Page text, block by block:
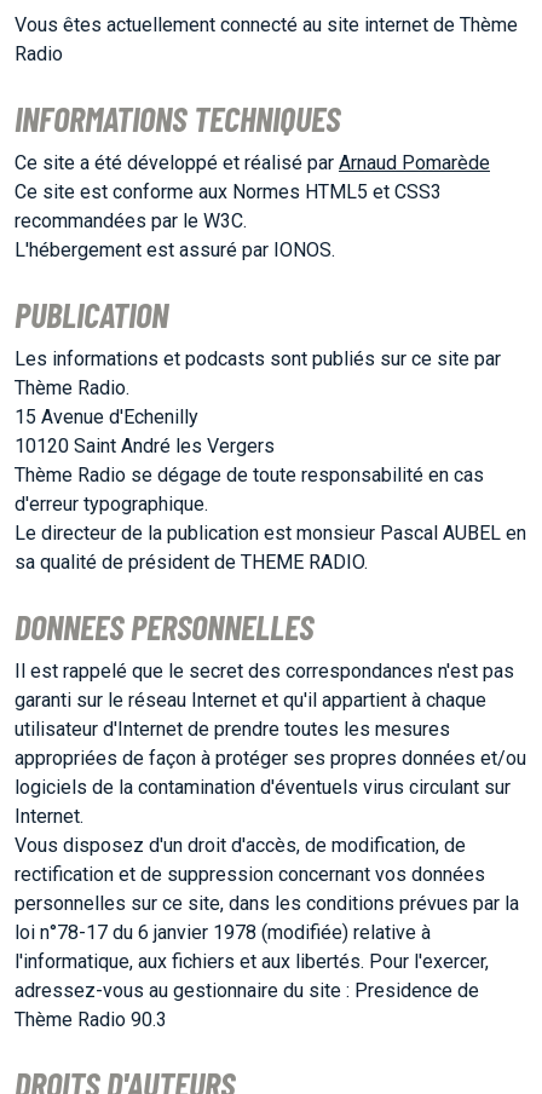
PODCASTS
EMISSIONS
PROJETS
LOCATION STUDIO
Vous êtes actuellement connecté au site internet de Thème
Radio
INFORMATIONS TECHNIQUES
Ce site a été développé et réalisé par Arnaud Pomarède
Ce site est conforme aux Normes HTML5 et CSS3
recommandées par le W3C.
L'hébergement est assuré par IONOS.
PUBLICATION
Les informations et podcasts sont publiés sur ce site par
Thème Radio.
15 Avenue d'Echenilly
10120 Saint André les Vergers
Thème Radio se dégage de toute responsabilité en cas
d'erreur typographique.
Le directeur de la publication est monsieur Pascal AUBEL en
sa qualité de président de THEME RADIO.
DONNEES PERSONNELLES
Il est rappelé que le secret des correspondances n'est pas
garanti sur le réseau Internet et qu'il appartient à chaque
utilisateur d'Internet de prendre toutes les mesures
appropriées de façon à protéger ses propres données et/ou
logiciels de la contamination d'éventuels virus circulant sur
Internet.
Vous disposez d'un droit d'accès, de modification, de
rectification et de suppression concernant vos données
personnelles sur ce site, dans les conditions prévues par la
loi n°78-17 du 6 janvier 1978 (modifiée) relative à
l'informatique, aux fichiers et aux libertés. Pour l'exercer,
adressez-vous au gestionnaire du site : Presidence de
Thème Radio 90.3
DROITS D'AUTEURS